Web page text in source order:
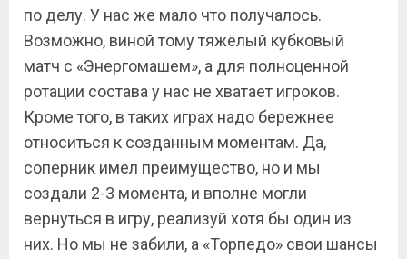
по делу. У нас же мало что получалось.
Возможно, виной тому тяжёлый кубковый
матч с «Энергомашем», а для полноценной
ротации состава у нас не хватает игроков.
Кроме того, в таких играх надо бережнее
относиться к созданным моментам. Да,
соперник имел преимущество, но и мы
создали 2-3 момента, и вполне могли
вернуться в игру, реализуй хотя бы один из
них. Но мы не забили, а «Торпедо» свои шансы